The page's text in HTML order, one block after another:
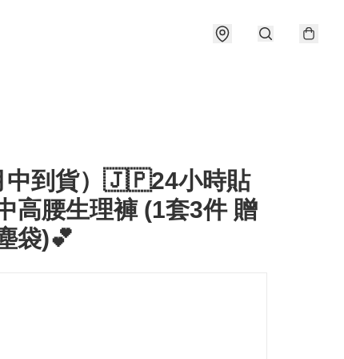
中到貨）🇯🇵24小時貼
高腰生理褲 (1套3件 贈
袋)💕